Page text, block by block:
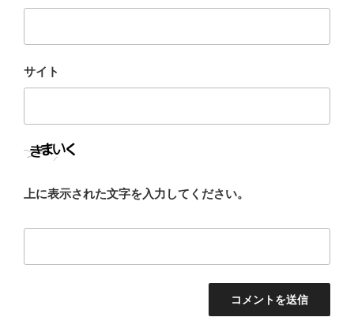
サイト
上に表示された文字を入力してください。